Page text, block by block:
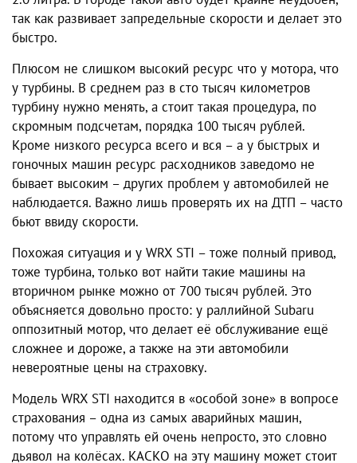
так как развивает запредельные скорости и делает это
быстро.
Плюсом не слишком высокий ресурс что у мотора, что
у турбины. В среднем раз в сто тысяч километров
турбину нужно менять, а стоит такая процедура, по
скромным подсчетам, порядка 100 тысяч рублей.
Кроме низкого ресурса всего и вся – а у быстрых и
гоночных машин ресурс расходников заведомо не
бывает высоким – других проблем у автомобилей не
наблюдается. Важно лишь проверять их на ДТП – часто
бьют ввиду скорости.
Похожая ситуация и у WRX STI – тоже полный привод,
тоже турбина, только вот найти такие машины на
вторичном рынке можно от 700 тысяч рублей. Это
объясняется довольно просто: у раллийной Subaru
оппозитный мотор, что делает её обслуживание ещё
сложнее и дороже, а также на эти автомобили
невероятные цены на страховку.
Модель WRX STI находится в «особой зоне» в вопросе
страхования – одна из самых аварийных машин,
потому что управлять ей очень непросто, это словно
дьявол на колёсах. КАСКО на эту машину может стоит